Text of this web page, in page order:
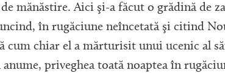
mănăstire. Aici şi-a făcut o grădină de
în rugăciune neîncetată şi citind
cum chiar el a mărturisit unui ucenic al
anume, priveghea toată noaptea în